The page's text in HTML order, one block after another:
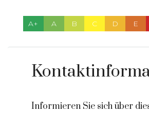
A+ A B C D E
Informieren Sie sich über